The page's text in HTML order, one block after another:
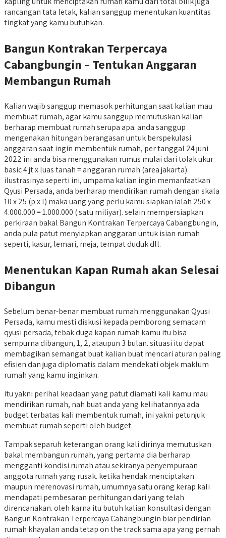
rancangan tata letak, kalian sanggup menentukan kuantitas
tingkat yang kamu butuhkan.
Bangun Kontrakan Terpercaya
Cabangbungin – Tentukan Anggaran
Membangun Rumah
Kalian wajib sanggup memasok perhitungan saat kalian mau
membuat rumah, agar kamu sanggup memutuskan kalian
berharap membuat rumah serupa apa. anda sanggup
mengenakan hitungan berangasan untuk berspekulasi
anggaran saat ingin membentuk rumah, per tanggal 24 juni
2022 ini anda bisa menggunakan rumus mulai dari tolak ukur
basic 4 jt x luas tanah = anggaran rumah (area jakarta).
ilustrasinya seperti ini, umpama kalian ingin memanfaatkan
Qyusi Persada, anda berharap mendirikan rumah dengan skala
10 x 25 (p x l) maka uang yang perlu kamu siapkan ialah 250 x
4.000.000 = 1.000.000 ( satu miliyar). selain mempersiapkan
perkiraan bakal Bangun Kontrakan Terpercaya Cabangbungin,
anda pula patut menyiapkan anggaran untuk isian rumah
seperti, kasur, lemari, meja, tempat duduk dll.
Menentukan Kapan Rumah akan Selesai
Dibangun
Sebelum benar-benar membuat rumah menggunakan Qyusi
Persada, kamu mesti diskusi kepada pemborong semacam
qyusi persada, tebak duga kapan rumah kamu itu bisa
sempurna dibangun, 1, 2, ataupun 3 bulan. situasi itu dapat
membagikan semangat buat kalian buat mencari aturan paling
efisien dan juga diplomatis dalam mendekati objek maklum
rumah yang kamu inginkan.
itu yakni perihal keadaan yang patut diamati kali kamu mau
mendirikan rumah, nah buat anda yang kelihatannya ada
budget terbatas kali membentuk rumah, ini yakni petunjuk
membuat rumah seperti oleh budget.
Tampak separuh keterangan orang kali dirinya memutuskan
bakal membangun rumah, yang pertama dia berharap
mengganti kondisi rumah atau sekiranya penyempuraan
anggota rumah yang rusak. ketika hendak menciptakan
maupun merenovasi rumah, umumnya satu orang kerap kali
mendapati pembesaran perhitungan dari yang telah
direncanakan. oleh karna itu butuh kalian konsultasi dengan
Bangun Kontrakan Terpercaya Cabangbungin biar pendirian
rumah khayalan anda tetap on the track sama apa yang pernah